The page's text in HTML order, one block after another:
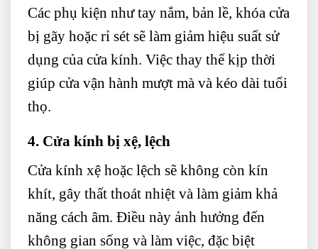
Các phụ kiện như tay nắm, bản lề, khóa cửa
bị gãy hoặc rỉ sét sẽ làm giảm hiệu suất sử
dụng của cửa kính. Việc thay thế kịp thời
giúp cửa vận hành mượt mà và kéo dài tuổi
thọ.
4. Cửa kính bị xệ, lệch
Cửa kính xệ hoặc lệch sẽ không còn kín
khít, gây thất thoát nhiệt và làm giảm khả
năng cách âm. Điều này ảnh hưởng đến
không gian sống và làm việc, đặc biệt